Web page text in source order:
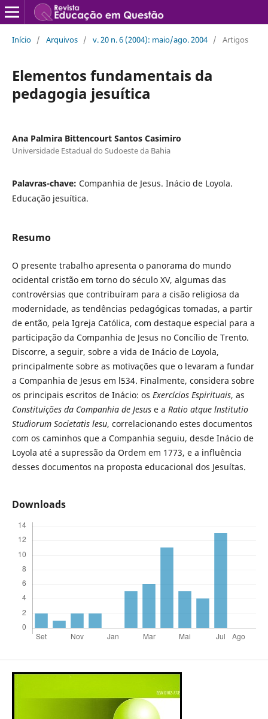
Início / Arquivos / v. 20 n. 6 (2004): maio/ago. 2004 / Artigos
Elementos fundamentais da
pedagogia jesuítica
Ana Palmira Bittencourt Santos Casimiro
Universidade Estadual do Sudoeste da Bahia
Palavras-chave: Companhia de Jesus. Inácio de Loyola.
Educação jesuítica.
Resumo
O presente trabalho apresenta o panorama do mundo
ocidental cristão em torno do século XV, algumas das
controvérsias que contribuíram para a cisão religiosa da
modernidade, as tendências pedagógicas tomadas, a partir
de então, pela Igreja Católica, com destaque especial para a
participação da Companhia de Jesus no Concílio de Trento.
Discorre, a seguir, sobre a vida de Inácio de Loyola,
principalmente sobre as motivações que o levaram a fundar
a Companhia de Jesus em l534. Finalmente, considera sobre
os principais escritos de Inácio: os Exercícios Espirituais, as
Constituições da Companhia de Jesuse a Ratio atque lnstitutio
Studiorum Societatis lesu, correlacionando estes documentos
com os caminhos que a Companhia seguiu, desde Inácio de
Loyola até a supressão da Ordem em 1773, e a influência
desses documentos na proposta educacional dos Jesuítas.
Downloads